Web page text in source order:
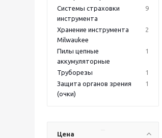
Системы страховки
инструмента
9
Хранение инструмента
Milwaukee
2
Пилы цепные
аккумуляторные
1
Труборезы
1
Защита органов зрения
(очки)
1
Цена